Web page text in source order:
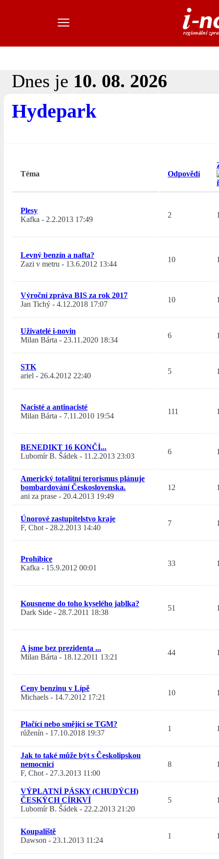
Dnes je 10. 08. 2026
Hydepark
Téma Odpovědí
Plesy
Kafka - 2.2.2013 17:49
2
Levný benzín a nafta?
Zazi v metru - 13.6.2012 13:44
10
Výroční zpráva BIS za rok 2017
Jan Tichý - 4.12.2018 17:07
10
Uživatelé i-novin
Milan Bárta - 23.11.2020 18:34
6
STK
ariel - 26.4.2012 22:40
5
Nacisté a antinacisté
Milan Bárta - 7.11.2010 19:54
111
BENEDIKT 16 KONČÍ...
Lubomír B. Šádek - 11.2.2013 23:03
6
Americký totalitní terorismus plánuje
bombardování Československa.
ani za prase - 20.4.2013 19:49
12
Únorové zastupitelstvo kraje
F, Chot- 28.2.2013 14:40
7
Prohibice
Kafka - 15.9.2012 00:01
33
Kousneme do toho kyselého jablka?
Dark Side - 28.7.2011 18:38
51
A jsme bez prezidenta ...
Milan Bárta - 18.12.2011 13:21
44
Ceny benzinu v Lípě
Michaels - 14.7.2012 17:21
10
Plačící nebo smějící se TGM?
růženín - 17.10.2018 19:37
1
Jak to také může být s Českolipskou
nemocnicí
F, Chot- 27.3.2013 11:00
8
VÝPLATNÍ PÁSKY (CHUDÝCH)
ČESKÝCH CÍRKVÍ
Lubomír B. Šádek - 22.2.2013 21:20
5
Koupaliště
Dawson - 23.1.2013 11:24
1